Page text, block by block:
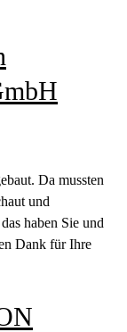
Da mussten
und
haben Sie und
Dank für Ihre